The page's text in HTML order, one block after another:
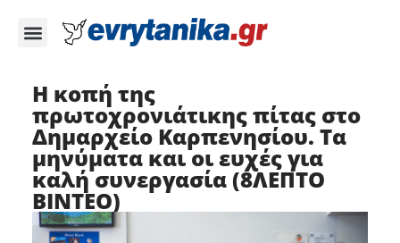
Η κοπή της
πρωτοχρονιάτικης πίτας στο
Δημαρχείο Καρπενησίου. Τα
μηνύματα και οι ευχές για
καλή συνεργασία (8ΛΕΠΤΟ
ΒΙΝΤΕΟ)